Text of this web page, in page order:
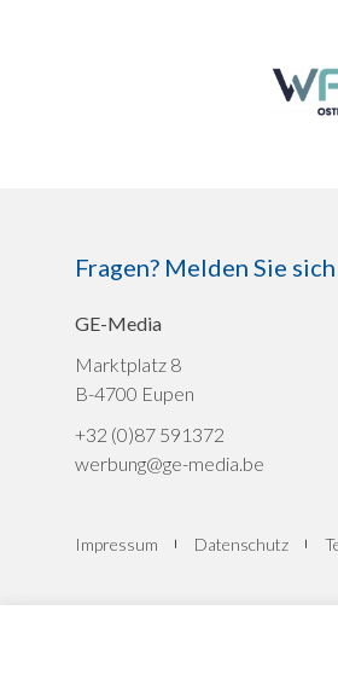
Fragen? Melden Sie
GE-Media
Marktplatz 8
B-4700 Eupen
+32 (0)87 591372
werbung@ge-media.be
Impressum Datenschutz